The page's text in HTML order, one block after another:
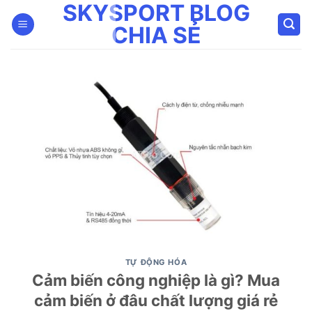
qua
SKYSPORT BLOG
CHIA SẺ
TỰ ĐỘNG HÓA
Cảm biến công nghiệp là gì? Mua
cảm biến ở đâu chất lượng giá rẻ